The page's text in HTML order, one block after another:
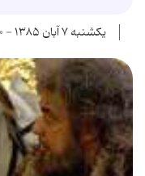
یکشنبه ۷ آبان ۱۳۸۵ - ۰۰:۰۰